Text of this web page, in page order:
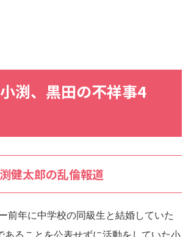
渕、黒田の不祥事4
健太郎の乱倫報道
前年に中学校の同級生と結婚していた